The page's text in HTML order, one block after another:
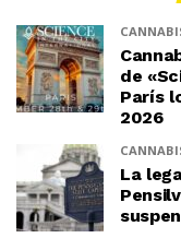
de
París
2026
La